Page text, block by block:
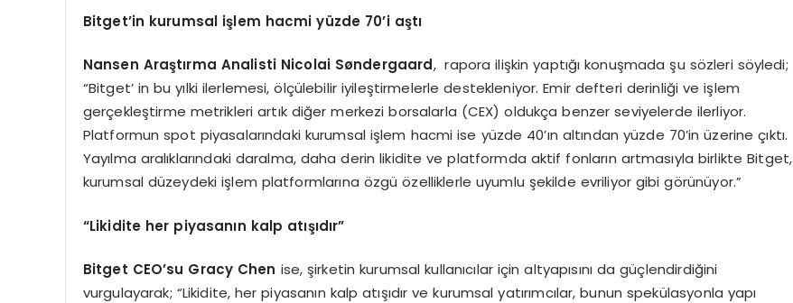
Bitget’in kurumsal işlem hacmi yüzde 70’i aştı
Nansen Araştırma Analisti Nicolai Søndergaard, rapora ilişkin yaptığı konuşmada şu sözleri söyledi;
“Bitget’ in bu yılki ilerlemesi, ölçülebilir iyileştirmelerle destekleniyor. Emir defteri derinliği ve işlem
gerçekleştirme metrikleri artık diğer merkezi borsalarla (CEX) oldukça benzer seviyelerde ilerliyor.
Platformun spot piyasalarındaki kurumsal işlem hacmi ise yüzde 40’ın altından yüzde 70’in üzerine çıktı.
Yayılma aralıklarındaki daralma, daha derin likidite ve platformda aktif fonların artmasıyla birlikte Bitget,
kurumsal düzeydeki işlem platformlarına özgü özelliklerle uyumlu şekilde evriliyor gibi görünüyor.”
“Likidite her piyasanın kalp atışıdır”
Bitget CEO’su Gracy Chen ise, şirketin kurumsal kullanıcılar için altyapısını da güçlendirdiğini
vurgulayarak; “Likidite, her piyasanın kalp atışıdır ve kurumsal yatırımcılar, bunun spekülasyonla yapı